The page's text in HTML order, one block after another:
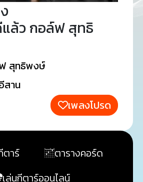
แล้ว กอล์ฟ สุทธิ
สุทธิพงษ์
สาน
เพลงโปรด
ตาร์
ตารางคอร์ด
เล่นกีตาร์ออนไลน์